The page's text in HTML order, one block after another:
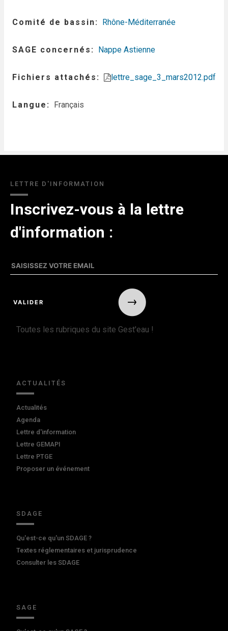
Comité de bassin Rhône-Méditerranée
SAGE concernés Nappe Astienne
Fichiers attachés lettre_sage_3_mars2012.pdf
Langue Français
LETTRE D'INFORMATION
Inscrivez-vous à la lettre
d'information :
Toutes les rubriques du site Gest'eau !
ACTUALITÉS
Actualités
Agenda
Lettre d'information
Lettre GEMAPI
Lettre PTGE
Proposer un événement
SDAGE
Qu'est-ce qu'un SDAGE ?
Textes réglementaires et jurisprudence
Consulter les SDAGE
SAGE